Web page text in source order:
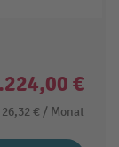
€
26,32 € / Monat